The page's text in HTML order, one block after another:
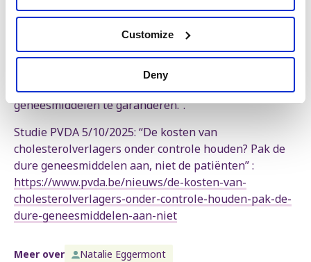
Customize
Deny
zegt Eggermont. “De overheid moet een eerlijke-
prijzen-model invoeren, zoals Solidaris bepleit. Door
ons te baseren op objectieve criteria kunnen we
prijzen drukken. Indien nodig moet België ook met
dwanglicenties kunnen ingrijpen om toegankelijke
geneesmiddelen te garanderen.”.
Studie PVDA 5/10/2025: “De kosten van
cholesterolverlagers onder controle houden? Pak de
dure geneesmiddelen aan, niet de patiënten” :
https://www.pvda.be/nieuws/de-kosten-van-
cholesterolverlagers-onder-controle-houden-pak-de-
dure-geneesmiddelen-aan-niet
Meer over Natalie Eggermont